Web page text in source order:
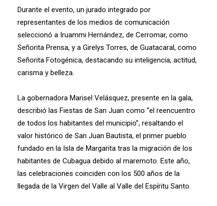
Durante el evento, un jurado integrado por
representantes de los medios de comunicación
seleccionó a Iruammi Hernández, de Cerromar, como
Señorita Prensa, y a Girelys Torres, de Guatacaral, como
Señorita Fotogénica, destacando su inteligencia, actitud,
carisma y belleza.
La gobernadora Marisel Velásquez, presente en la gala,
describió las Fiestas de San Juan como “el reencuentro
de todos los habitantes del municipio”, resaltando el
valor histórico de San Juan Bautista, el primer pueblo
fundado en la Isla de Margarita tras la migración de los
habitantes de Cubagua debido al maremoto. Este año,
las celebraciones coinciden con los 500 años de la
llegada de la Virgen del Valle al Valle del Espíritu Santo.